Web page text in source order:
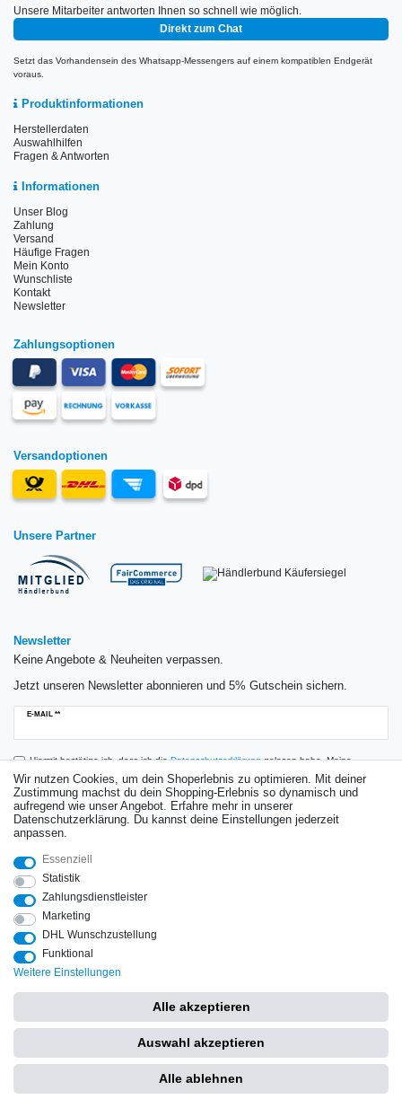
Unsere Mitarbeiter antworten Ihnen so schnell wie möglich.
Direkt zum Chat
Setzt das Vorhandensein des Whatsapp-Messengers auf einem kompatiblen Endgerät
voraus.
Produktinformationen
Herstellerdaten
Auswahlhilfen
Fragen & Antworten
Informationen
Unser Blog
Zahlung
Versand
Häufige Fragen
Mein Konto
Wunschliste
Kontakt
Newsletter
Zahlungsoptionen
Versandoptionen
Unsere Partner
Newsletter
Keine Angebote & Neuheiten verpassen.
Jetzt unseren Newsletter abonnieren und 5% Gutschein sichern.
E-MAIL **
Newsletter
Hiermit bestätige ich, dass ich dieDaten­schutz­erklärunggelesen habe. Meine
Einwilligung kann ich jederzeit widerrufen.**
Abonnieren
Bewertungen
Impressum Daten­schutz­erklärung
Vertrag widerrufen Kontakt
Copyright © 2025 by Hochdruckspezialist. Alle Rechte vorbehalten.
Wir nutzen Cookies, um dein Shoperlebnis zu optimieren. Mit deiner
Zustimmung machst du dein Shopping-Erlebnis so dynamisch und
aufregend wie unser Angebot. Erfahre mehr in unserer
Datenschutzerklärung. Du kannst deine Einstellungen jederzeit
anpassen.
Essenziell
Statistik
Zahlungsdienstleister
Marketing
DHL Wunschzustellung
Funktional
Weitere Einstellungen
Alle akzeptieren
Alle ablehnen
Auswahl akzeptieren